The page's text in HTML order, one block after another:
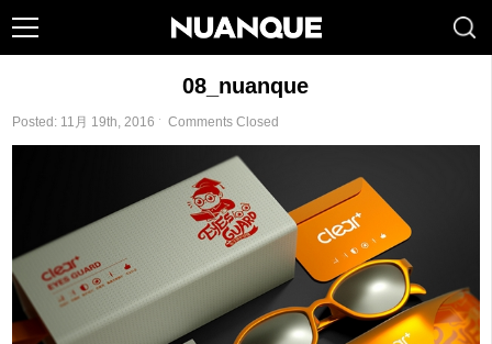
08_nuanque
Posted: 11月 19th, 2016 ˑ Comments Closed